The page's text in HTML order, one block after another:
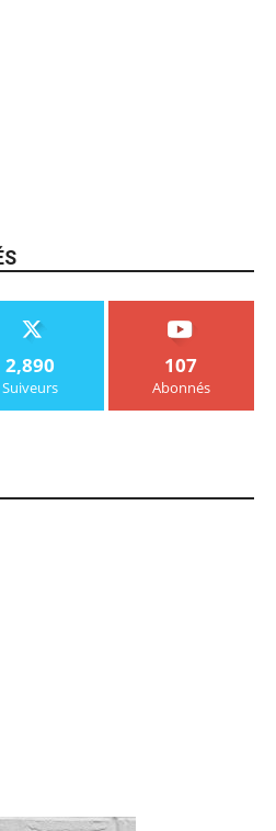
2,890
Suiveurs
107
Abonnés